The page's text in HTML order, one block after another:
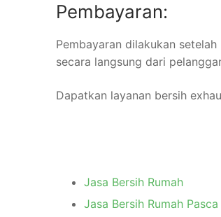
Pembayaran:
Pembayaran dilakukan
secara langsung dari
Dapatkan layanan bersih
Jasa Bersih Rumah
Jasa Bersih Rumah